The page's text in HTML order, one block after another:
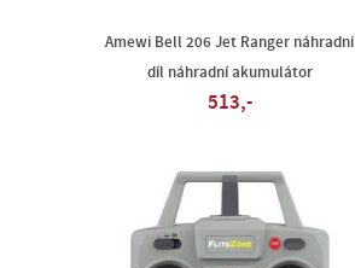
Amewi Bell 206 Jet Ranger náhradní
díl náhradní akumulátor
513,-